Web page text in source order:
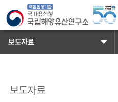
국가유산청 국립
보도자료
보도자료